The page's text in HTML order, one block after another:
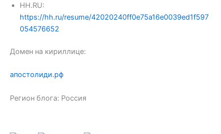
HH.RU:
https://hh.ru/resume/42020240ff0e75a16e0039ed1f597
054576652
Домен на кириллице:
апостолиди.рф
Регион блога: Россия